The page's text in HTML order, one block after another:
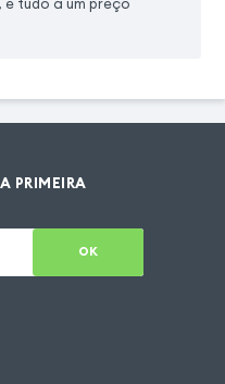
PRIMEIRA
OK